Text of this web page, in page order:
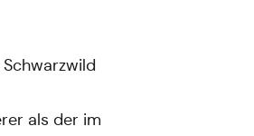
als der im